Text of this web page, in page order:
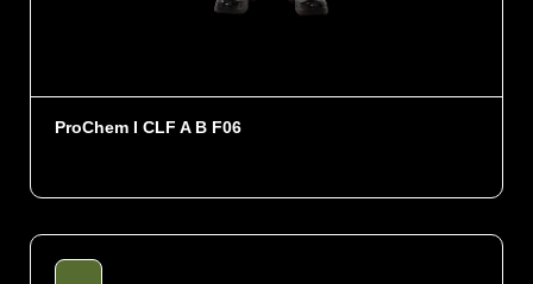
ProChem I CLF A B F06